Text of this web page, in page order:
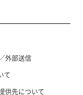
外部送信
て
供先について